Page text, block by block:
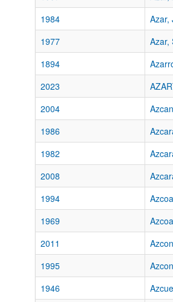
1984
Azar,
1977
Azar,
1894
2023
2004
1986
1982
2008
1994
1969
2011
1995
1946